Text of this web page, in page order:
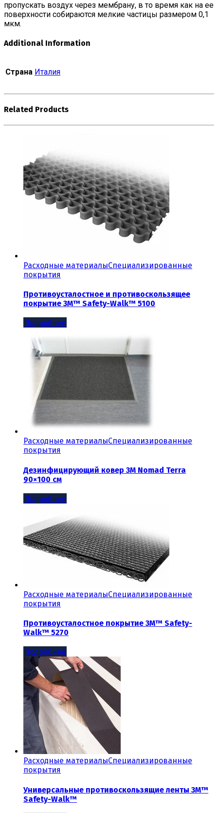
пропускать воздух через мембрану, в то время как на ее
поверхности собираются мелкие частицы размером 0,1
мкм.
Additional Information
Страна Италия
Related Products
Расходные материалыСпециализированные
покрытия
Противоусталостное и противоскользящее
покрытие 3M™ Safety-Walk™ 5100
Подробнее
Расходные материалыСпециализированные
покрытия
Дезинфицирующий ковер 3М Nomad Terra
90×100 см
Подробнее
Расходные материалыСпециализированные
покрытия
Противоусталостное покрытие 3M™ Safety-
Walk™ 5270
Подробнее
Расходные материалыСпециализированные
покрытия
Универсальные противоскользящие ленты 3M™
Safety-Walk™